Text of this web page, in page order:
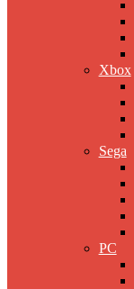
Xbox
Sega
PC